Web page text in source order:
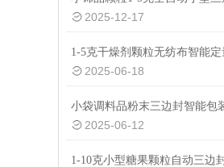
2025-12-17
2025-06-18
2025-06-12